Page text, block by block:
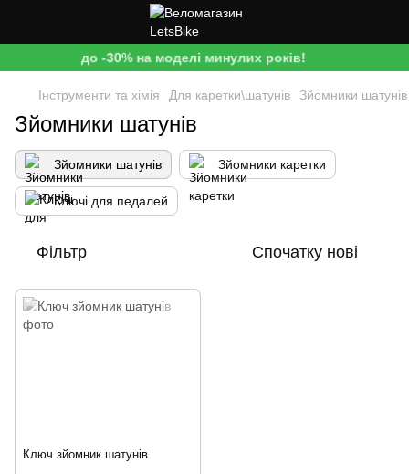
до -30% на моделі минулих років!
Інструменти та хімія Для каретки\шатунів Зйомники шатунів
Зйомники шатунів
Зйомники шатунів Зйомники каретки
Ключі для педалей
Фільтр Спочатку нові
Ключ зйомник шатунів